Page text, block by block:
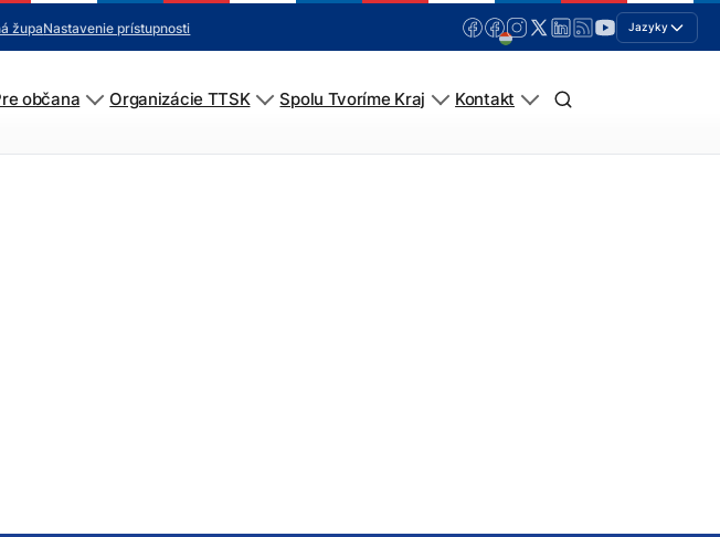
župaNastavenie prístupnosti Jazyky
občana Organizácie TTSK Spolu Tvoríme Kraj Kontakt